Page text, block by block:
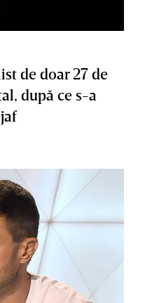
de doar 27 de
după ce s-a